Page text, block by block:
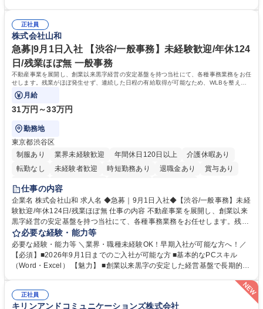
道路施設や道路工事現場の見学ツアー事業 ※入社後は上記いずれかの部門
へ配属。※業務内容変更の範囲：会社の定める業務 募集職種 【都庁グル
ープ】総合職（事務）◇残業月平均9時間未満／有給年平均16日取得
部門など多岐に渡る業務を経験できます。 ■様々なプロジェクト：駐車場
事業の他、新宿駅西口広場内に設置された照明を兼ねた広告「ブライトサ
イン」の管理運営を行うなど、事業収益を生み出す活動を積極的に行って
います。 学歴・資格 学歴：大学院 大学 高専 短大 専修学校 高校 語学力：
資格：
正社員
株式会社山和
急募|9月1日入社 【渋谷/一般事務】未経験歓迎/年休124
日/残業ほぼ無 一般事務
不動産事業を展開し、創業以来黒字経営の安定基盤を持つ当社にて、各種事務業務をお任
せします。残業がほぼ発生せず、連続した日程の有給取得が可能なため、WLBを整えた
い方にお勧めの環境です！
月給
31万円～33万円
勤務地
東京都渋谷区
制服あり
業界未経験歓迎 年間休日120日以上
介護休暇あり
転勤なし
未経験者歓迎 時短勤務あり 退職金あり
賞与あり
育休あり
完全週休2日制
仕事の内容
企業名 株式会社山和 求人名 ◆急募｜9月1日入社◆【渋谷/一般事務】未経
験歓迎/年休124日/残業ほぼ無 仕事の内容 不動産事業を展開し、創業以来
黒字経営の安定基盤を持つ当社にて、各種事務業務をお任せします。残業
がほぼ発生せず、連続した日程の有給取得が可能なため、WLBを整えたい
方にお勧めの環境です！ 入社後はOJTを通じて丁寧に研修を行いますの
で、事務未経験の方でも安心して臨むことができます。 【業務詳細】■電
話・来客対応 ■物件の鍵や社内の備品管理 ■データ入力や書類作成 ■契約
必要な経験・能力等
必要な経験・能力等 ＼業界・職種未経験OK！早期入社が可能な方へ！／
【必須】■2026年9月1日までのご入社が可能な方 ■基本的なPCスキル
（Word・Excel） 【魅力】 ■創業以来黒字の安定した経営基盤で長期的に
両立が可能 ■有給取得を積極的に推奨、年間10日程度の取得実績 ■1ヶ月
のOJTで業務を習得可能、未経験でもしっかりサポート 学歴・資格 学
正社員
キリンアンドコミュニケーションズ株式会社